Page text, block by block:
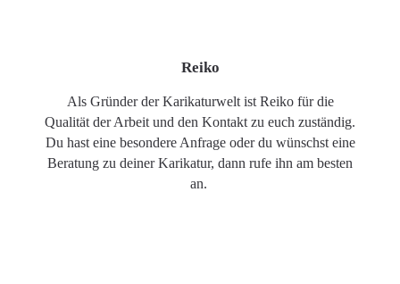
Reiko
Als Gründer der Karikaturwelt ist Reiko für die
Qualität der Arbeit und den Kontakt zu euch zuständig.
Du hast eine besondere Anfrage oder du wünschst eine
Beratung zu deiner Karikatur, dann rufe ihn am besten
an.